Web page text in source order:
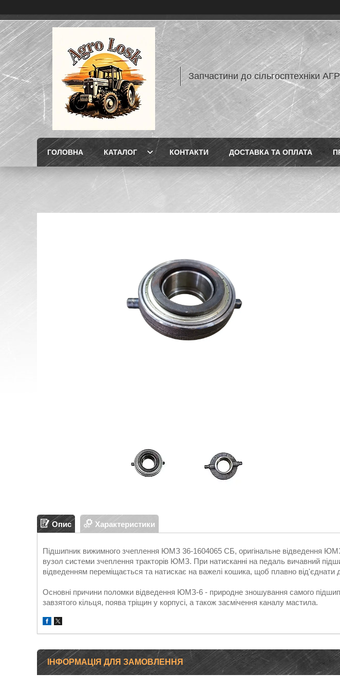
Запчастини до сільгосптехніки
ГОЛОВНА КАТАЛОГ КОНТАКТИ ДОСТАВКА ТА ОПЛАТА
Опис Характеристики
Підшипник вижимного зчеплення ЮМЗ 36-1604065 СБ, оригінальне відведення
вузол системи зчеплення тракторів ЮМЗ. При натисканні на педаль вичавний
відведенням переміщається та натискає на важелі кошика, щоб плавно від'єднати
Основні причини поломки відведення ЮМЗ-6 - природне зношування самого
завзятого кільця, поява тріщин у корпусі, а також засмічення каналу мастила.
ІНФОРМАЦІЯ ДЛЯ ЗАМОВЛЕННЯ